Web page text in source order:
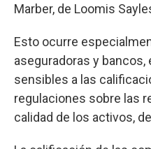
Marber, de Loomis
Esto ocurre
aseguradoras y
sensibles a las
regulaciones sobre las
calidad de los activos,